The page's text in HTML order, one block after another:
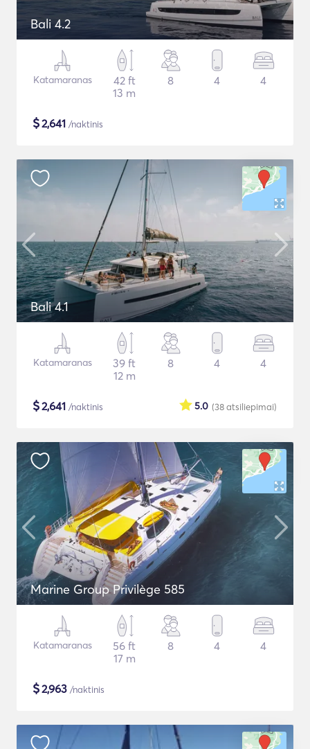
Bali 4.2
Katamaranas
42 ft
13 m
8 4 4
$2,641 /naktinis
Bali 4.1
Katamaranas
39 ft
12 m
8 4 4
$2,641 /naktinis (38atsiliepimai)
5.0
Marine Group Privilège 585
Katamaranas
56 ft
17 m
8 4 4
$2,963 /naktinis